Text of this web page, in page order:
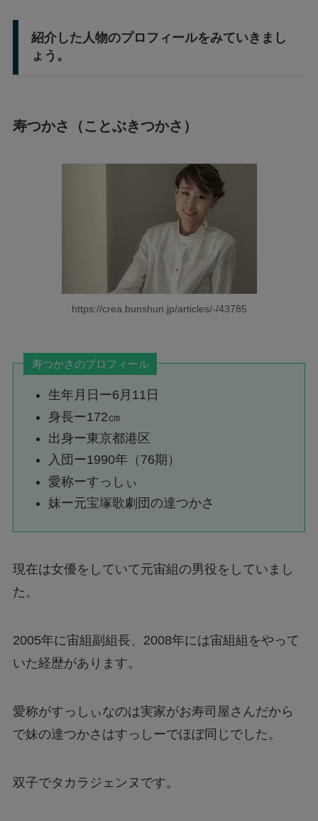
紹介した人物のプロフィールをみていきまし
ょう。
寿つかさ（ことぶきつかさ）
https://crea.bunshun.jp/articles/-/43785
寿つかさのプロフィール
生年月日ー6月11日
身長ー172㎝
出身ー東京都港区
入団ー1990年（76期）
愛称ーすっしぃ
妹ー元宝塚歌劇団の達つかさ
現在は女優をしていて元宙組の男役をしていまし
た。
2005年に宙組副組長、2008年には宙組組をやって
いた経歴があります。
愛称がすっしぃなのは実家がお寿司屋さんだから
で妹の達つかさはすっしーでほぼ同じでした。
双子でタカラジェンヌです。